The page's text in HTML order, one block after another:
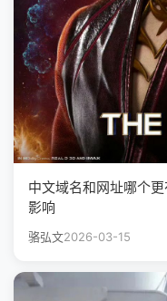
中文域名和网址哪个
影响
骆弘文2026-03-15